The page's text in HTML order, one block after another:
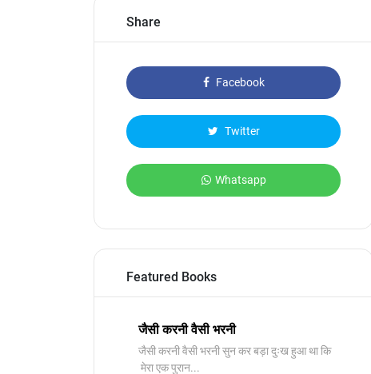
Share
Facebook
Twitter
Whatsapp
Featured Books
जैसी करनी वैसी भरनी
जैसी करनी वैसी भरनी सुन कर बड़ा दुःख हुआ था कि
मेरा एक पुरान...